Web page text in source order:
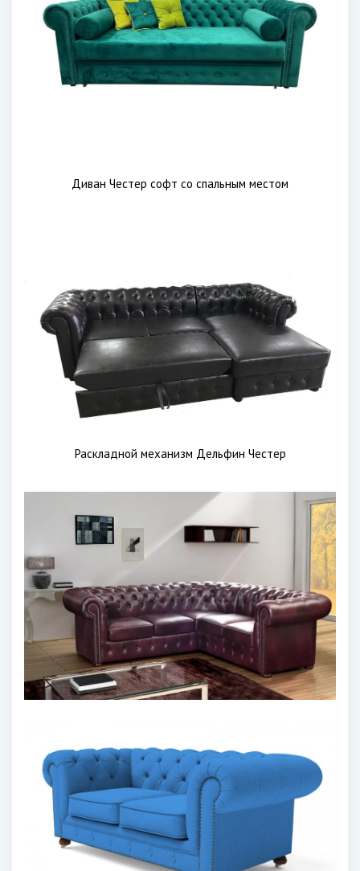
Диван Честер софт со спальным местом
Раскладной механизм Дельфин Честер